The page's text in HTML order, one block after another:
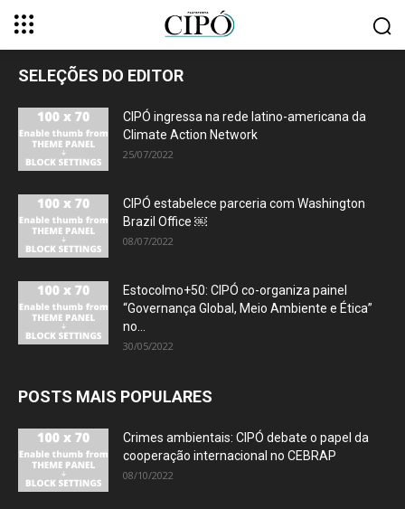
SELEÇÕES DO EDITOR
CIPÓ ingressa na rede latino-americana da
Climate Action Network
25/07/2022
CIPÓ estabelece parceria com Washington
Brazil Office ￼
08/07/2022
Estocolmo+50: CIPÓ co-organiza painel
“Governança Global, Meio Ambiente e Ética”
no...
30/05/2022
POSTS MAIS POPULARES
Crimes ambientais: CIPÓ debate o papel da
cooperação internacional no CEBRAP
08/10/2022